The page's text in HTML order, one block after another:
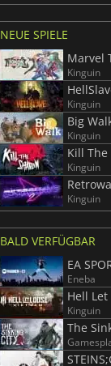
NEUE SPIELE
Marvel
Kinguin
Kinguin
Big
Kinguin
Kill The
Kinguin
Kinguin
BALD VERFÜGBAR
EA
Eneba
Hell Let
Kinguin
The